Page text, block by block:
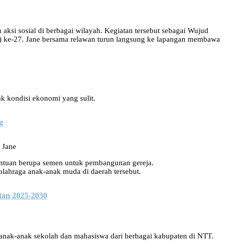
sosial di berbagai wilayah. Kegiatan tersebut sebagai Wujud
27. Jane bersama relawan turun langsung ke lapangan membawa
kondisi ekonomi yang sulit.
berupa semen untuk pembangunan gereja.
anak-anak muda di daerah tersebut.
2025-2030
anak sekolah dan mahasiswa dari berbagai kabupaten di NTT.